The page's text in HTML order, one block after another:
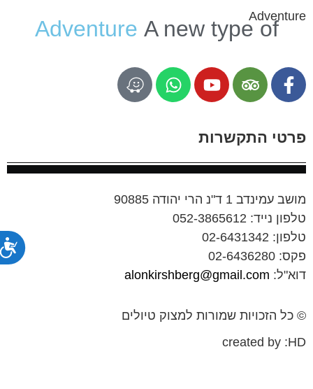
Adventure
A new type of
Adventure
פרטי התקשרות
מושב עמינדב 1 ד"נ הרי יהודה 90885
טלפון נייד: 052-3865612
טלפון: 02-6431342
פקס: 02-6436280
דוא"ל:alonkirshberg@gmail.com
© כל הזכויות שמורות למצוק טיולים
created by :HD